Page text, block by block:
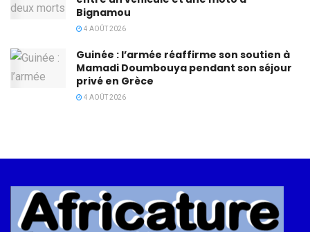
Bignamou
4 AOÛT 2026
Guinée : l’armée réaffirme son soutien à
Mamadi Doumbouya pendant son séjour
privé en Grèce
4 AOÛT 2026